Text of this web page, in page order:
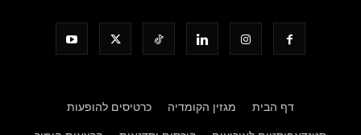
דף הבית מגזין הקומדיה כרטיסים להופעות